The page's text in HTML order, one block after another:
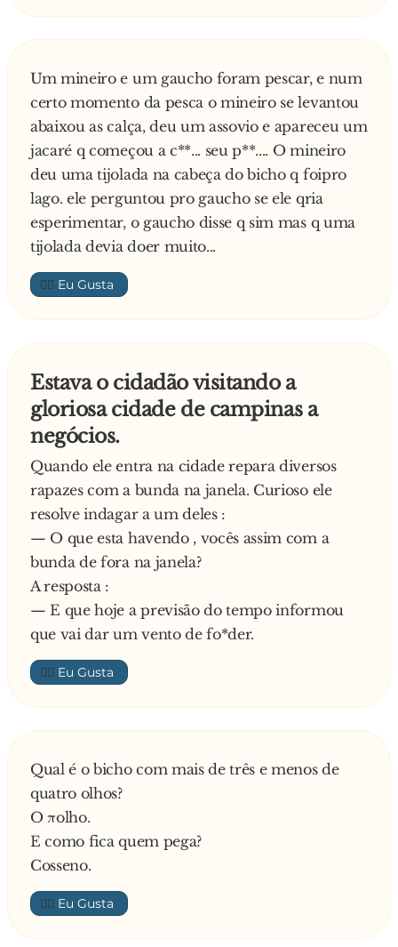
prendia o papagaio.
O bicho, então, ao ver-se livre, voou para a rua e
segundos depois, diz ele:
- p**..., aquilo não era nada comigo, mas ainda
agora estou a tremer por todo o lado
—
Um mineiro e um gaucho foram pescar, e num
certo momento da pesca o mineiro se levantou
abaixou as calça, deu um assovio e apareceu um
jacaré q começou a c**... seu p**.... O mineiro
deu uma tijolada na cabeça do bicho q foipro
lago. ele perguntou pro gaucho se ele qria
esperimentar, o gaucho disse q sim mas q uma
tijolada devia doer muito...
👍🏼
Estava o cidadão visitando a
gloriosa cidade de campinas a
negócios.
Quando ele entra na cidade repara diversos
rapazes com a bunda na janela. Curioso ele
resolve indagar a um deles :
— O que esta havendo , vocês assim com a
bunda de fora na janela?
A resposta :
— E que hoje a previsão do tempo informou
que vai dar um vento de fo*der.
👍🏼
Qual é o bicho com mais de três e menos de
quatro olhos?
O πolho.
E como fica quem pega?
Cosseno.
👍🏼